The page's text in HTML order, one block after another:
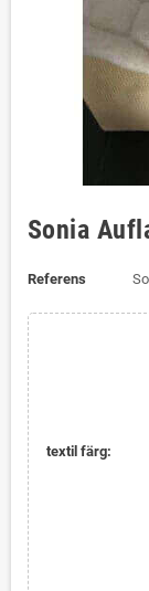
Sonia
Referens
textil färg: